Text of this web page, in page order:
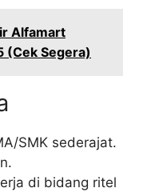
Alfamart
(Cek Segera)
SMK sederajat.
di bidang ritel